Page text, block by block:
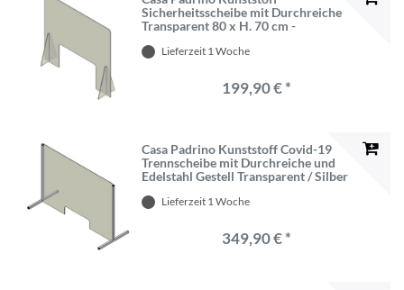
Sicherheitsscheibe mit Durchreiche
Transparent 80 x H. 70 cm -
Spuckschutz
Lieferzeit 1 Woche
199,90 € *
Casa Padrino Kunststoff Covid-19
Trennscheibe mit Durchreiche und
Edelstahl Gestell Transparent / Silber
Lieferzeit 1 Woche
349,90 € *